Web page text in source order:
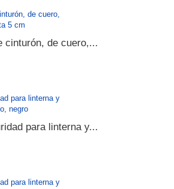
cinturón, de cuero,...
para linterna y...